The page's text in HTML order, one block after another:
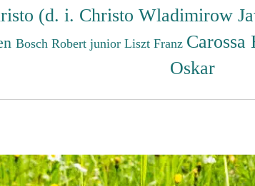
(d. i. Christo Wladimirow
Bosch Robert junior Liszt Franz Carossa
Oskar